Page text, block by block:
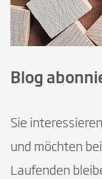
Blog
Sie
und möchten
Laufenden